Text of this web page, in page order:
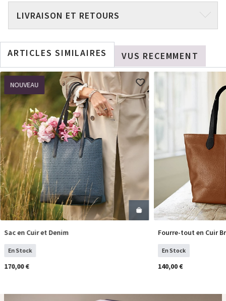
LIVRAISON ET RETOURS
ARTICLES SIMILAIRES VUS RECEMMENT
NOUVEAU
COMMANDER
Sac en Cuir et Denim
En Stock
170,00 €
Fourre-tout en Cuir
En Stock
140,00 €